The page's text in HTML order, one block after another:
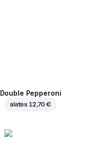
Double Pepperoni
alates 12,70 €